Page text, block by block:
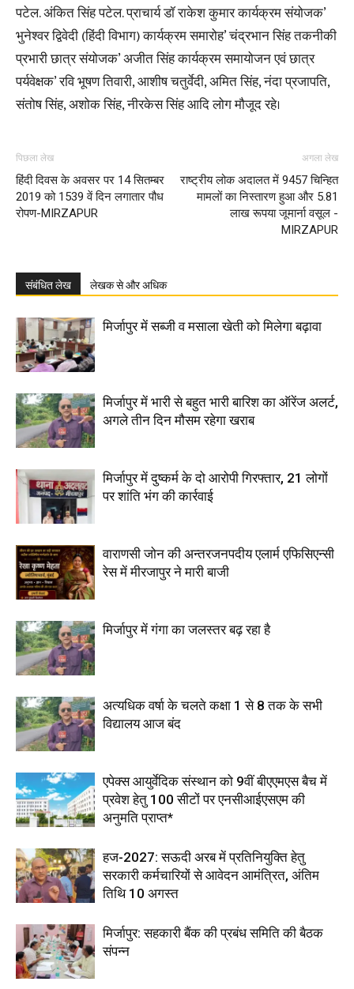
पटेल. अंकित सिंह पटेल. प्राचार्य डॉ राकेश कुमार कार्यक्रम संयोजक’
भुनेश्वर द्विवेदी (हिंदी विभाग) कार्यक्रम समारोह’ चंद्रभान सिंह तकनीकी
प्रभारी छात्र संयोजक’ अजीत सिंह कार्यक्रम समायोजन एवं छात्र
पर्यवेक्षक’ रवि भूषण तिवारी, आशीष चतुर्वेदी, अमित सिंह, नंदा प्रजापति,
संतोष सिंह, अशोक सिंह, नीरकेस सिंह आदि लोग मौजूद रहे।
पिछला लेख
हिंदी दिवस के अवसर पर 14 सितम्बर
2019 को 1539 वें दिन लगातार पौध
रोपण-MIRZAPUR
अगला लेख
राष्ट्रीय लोक अदालत में 9457 चिन्हित
मामलों का निस्तारण हुआ और 5.81
लाख रूपया जूमार्ना वसूल -
MIRZAPUR
संबंधित लेख लेखक से और अधिक
मिर्जापुर में सब्जी व मसाला खेती को मिलेगा बढ़ावा
मिर्जापुर में भारी से बहुत भारी बारिश का ऑरेंज अलर्ट,
अगले तीन दिन मौसम रहेगा खराब
मिर्जापुर में दुष्कर्म के दो आरोपी गिरफ्तार, 21 लोगों
पर शांति भंग की कार्रवाई
वाराणसी जोन की अन्तरजनपदीय एलार्म एफिसिएन्सी
रेस में मीरजापुर ने मारी बाजी
मिर्जापुर में गंगा का जलस्तर बढ़ रहा है
अत्यधिक वर्षा के चलते कक्षा 1 से 8 तक के सभी
विद्यालय आज बंद
एपेक्स आयुर्वेदिक संस्थान को 9वीं बीएएमएस बैच में
प्रवेश हेतु 100 सीटों पर एनसीआईएसएम की
अनुमति प्राप्त*
हज-2027: सऊदी अरब में प्रतिनियुक्ति हेतु
सरकारी कर्मचारियों से आवेदन आमंत्रित, अंतिम
तिथि 10 अगस्त
मिर्जापुर: सहकारी बैंक की प्रबंध समिति की बैठक
संपन्न